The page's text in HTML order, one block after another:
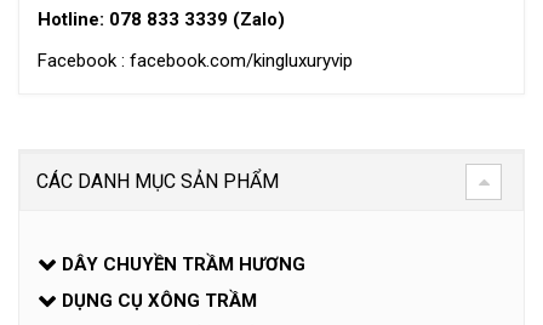
Hotline: 078 833 3339 (Zalo)
Facebook : facebook.com/kingluxuryvip
CÁC DANH MỤC SẢN PHẨM
DÂY CHUYỀN TRẦM HƯƠNG
DỤNG CỤ XÔNG TRẦM